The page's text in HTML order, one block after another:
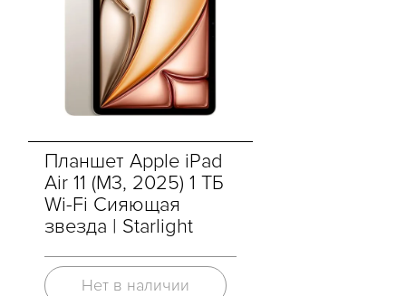
Планшет Apple iPad
Air 11 (M3, 2025) 1 ТБ
Wi-Fi Сияющая
звезда | Starlight
Нет в наличии